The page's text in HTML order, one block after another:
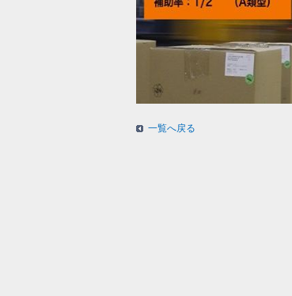
一覧へ戻る